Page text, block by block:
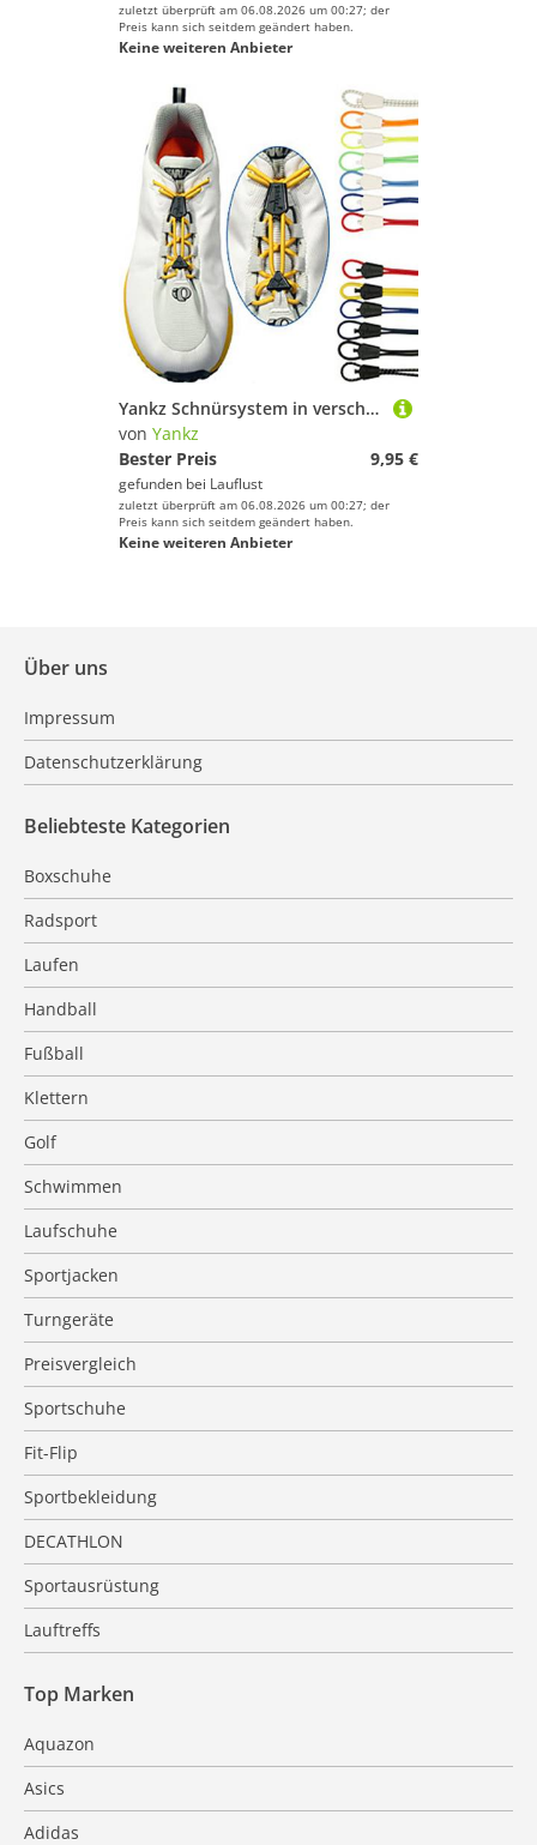
zuletzt überprüft am 06.08.2026 um 00:27; der
Preis kann sich seitdem geändert haben.
Keine weiteren Anbieter
Yankz Schnürsystem in verschiedenen Farben
von Yankz
Bester Preis
9,95 €
gefunden bei Lauflust
zuletzt überprüft am 06.08.2026 um 00:27; der
Preis kann sich seitdem geändert haben.
Keine weiteren Anbieter
Über uns
Impressum
Datenschutzerklärung
Beliebteste Kategorien
Boxschuhe
Radsport
Laufen
Handball
Fußball
Klettern
Golf
Schwimmen
Laufschuhe
Sportjacken
Turngeräte
Preisvergleich
Sportschuhe
Fit-Flip
Sportbekleidung
DECATHLON
Sportausrüstung
Lauftreffs
Top Marken
Aquazon
Asics
Adidas